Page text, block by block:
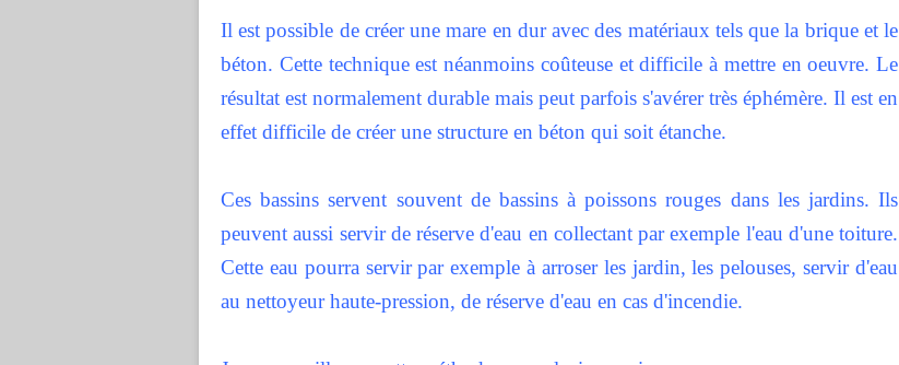
Il est possible de créer une mare en dur avec des matériaux tels que la brique et le
béton. Cette technique est néanmoins coûteuse et difficile à mettre en oeuvre. Le
résultat est normalement durable mais peut parfois s'avérer très éphémère. Il est en
effet difficile de créer une structure en béton qui soit étanche.
Ces bassins servent souvent de bassins à poissons rouges dans les jardins. Ils
peuvent aussi servir de réserve d'eau en collectant par exemple l'eau d'une toiture.
Cette eau pourra servir par exemple à arroser les jardin, les pelouses, servir d'eau
au nettoyeur haute-pression, de réserve d'eau en cas d'incendie.